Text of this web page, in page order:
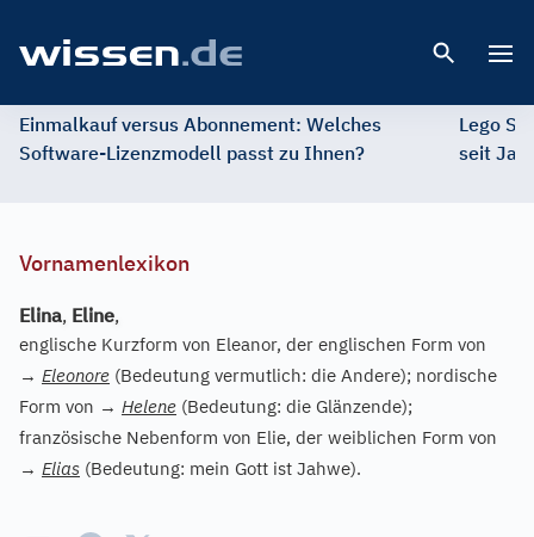
Einmalkauf versus Abonnement: Welches
Software-Lizenzmodell passt zu Ihnen?
Lego
seit
Vornamenlexikon
Elina, Eline,
englische Kurzform von Eleanor, der englischen Form von
→ Eleonore (Bedeutung vermutlich: die Andere); nordische
Form von → Helene (Bedeutung: die Glänzende);
französische Nebenform von Elie, der weiblichen Form von
→ Elias (Bedeutung: mein Gott ist Jahwe).